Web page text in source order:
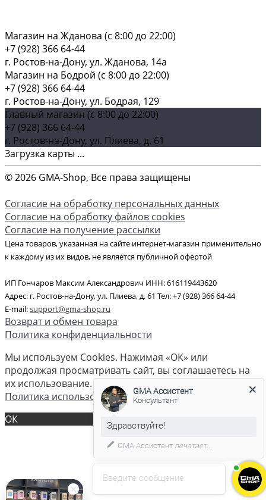
Магазин на Жданова (c 8:00 до 22:00)
+7 (928) 366 64-44
г. Ростов-на-Дону, ул. Жданова, 14а
Магазин на Бодрой (c 8:00 до 22:00)
+7 (928) 366 64-44
г. Ростов-на-Дону, ул. Бодрая, 129
Главный магазин (c 8:00 до 22:00)
+7 (928) 366 64-44
г. Ростов-на-Дону, ул. Плиева, д. 61
Загрузка карты ...
© 2026 GMA-Shop, Все права защищены
Согласие на обработку персональных данных
Согласие на обработку файлов cookies
Согласие на получение рассылки
Цена товаров, указанная на сайте интернет-магазин применительно
к каждому из их видов, не является публичной офертой
ИП Гончаров Максим Александрович ИНН: 616119443620
Адрес: г. Ростов-на-Дону, ул. Плиева, д. 61 Тел: +7 (928) 366 64-44
E-mail:support@gma-shop.ru
Возврат и обмен товара
Политика конфиденциальности
Мы используем Cookies. Нажимая «ОК» или
продолжая просматривать сайт, вы соглашаетесь на
их использование. Спасибо что вы с нами!
Политика использования cookies
ОК
Введите сообщение
GMA Ассистент
Консультант
GMA Ассистент печатает...